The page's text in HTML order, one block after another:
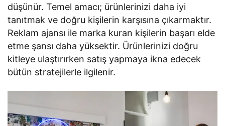
düşünür. Temel amacı; ürünlerinizi daha iyi
tanıtmak ve doğru kişilerin karşısına çıkarmaktır.
Reklam ajansı ile marka kuran kişilerin başarı elde
etme şansı daha yüksektir. Ürünlerinizi doğru
kitleye ulaştırırken satış yapmaya ikna edecek
bütün stratejilerle ilgilenir.